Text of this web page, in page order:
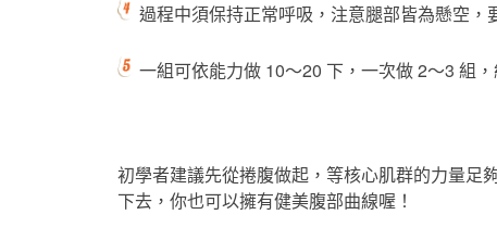
過程中須保持正常呼吸，注意腿部皆為懸空，
一組可依能力做 10～20 下，一次做 2～3 組
初學者建議先從捲腹做起，等核心肌群的力量足
下去，你也可以擁有健美腹部曲線喔！